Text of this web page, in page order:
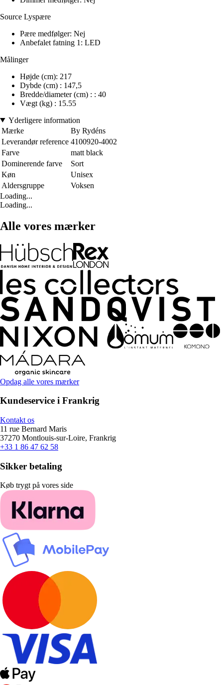
Source Lyspære
Pære medfølger: Nej
Anbefalet fatning 1: LED
Målinger
Højde (cm): 217
Dybde (cm) : 147,5
Bredde/diameter (cm) : : 40
Vægt (kg) : 15.55
Yderligere information
Mærke
By Rydéns
Leverandør reference 4100920-4002
Farve
matt black
Dominerende farve
Sort
Køn
Unisex
Aldersgruppe
Voksen
Loading...
Loading...
Alle vores mærker
Opdag alle vores mærker
Kundeservice i Frankrig
Kontakt os
11 rue Bernard Maris
37270 Montlouis-sur-Loire, Frankrig
+33 1 86 47 62 58
Sikker betaling
Køb trygt på vores side